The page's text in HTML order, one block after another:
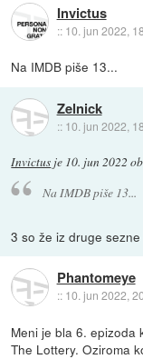
Invictus
:: 10. jun 2022,
Na IMDB piše 13...
Zelnick
:: 10. jun 2022,
Invictus je 10. jun 2022
Na IMDB piše 13...
3 so že iz druge
Phantomeye
:: 10. jun 2022,
Meni je bla 6. epizoda
The Lottery. Oziroma